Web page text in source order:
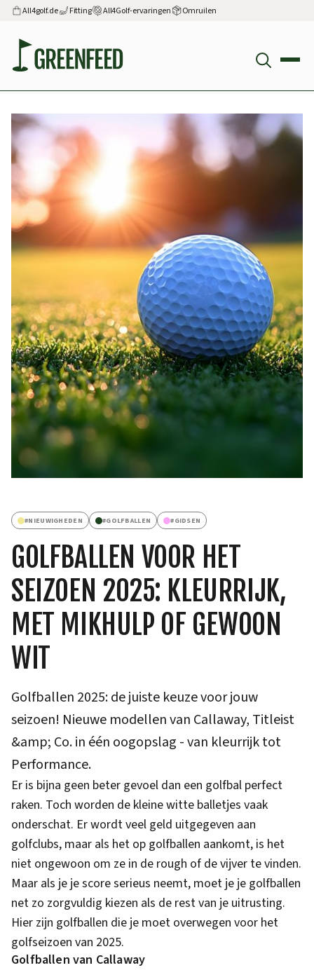
All4golf.de Fitting All4Golf-ervaringen Omruilen
#NIEUWIGHEDEN #GOLFBALLEN #GIDSEN
GOLFBALLEN VOOR HET
SEIZOEN 2025: KLEURRIJK,
MET MIKHULP OF GEWOON
WIT
Golfballen 2025: de juiste keuze voor jouw
seizoen! Nieuwe modellen van Callaway, Titleist
&amp; Co. in één oogopslag - van kleurrijk tot
Performance.
Er is bijna geen beter gevoel dan een golfbal perfect
raken. Toch worden de kleine witte balletjes vaak
onderschat. Er wordt veel geld uitgegeven aan
golfclubs, maar als het op golfballen aankomt, is het
niet ongewoon om ze in de rough of de vijver te vinden.
Maar als je je score serieus neemt, moet je je golfballen
net zo zorgvuldig kiezen als de rest van je uitrusting.
Hier zijn golfballen die je moet overwegen voor het
golfseizoen van 2025.
Golfballen van Callaway